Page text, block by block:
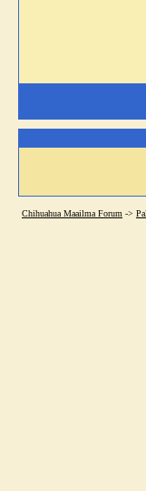
Chihuahua Maailma Forum ->